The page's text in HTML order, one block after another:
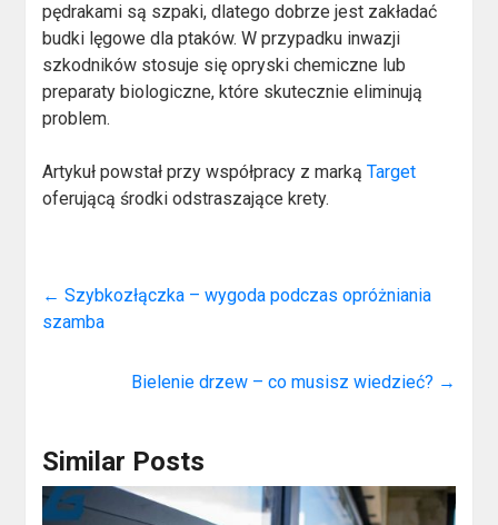
pędrakami są szpaki, dlatego dobrze jest zakładać
budki lęgowe dla ptaków. W przypadku inwazji
szkodników stosuje się opryski chemiczne lub
preparaty biologiczne, które skutecznie eliminują
problem.
Artykuł powstał przy współpracy z markąTarget
oferującą środki odstraszające krety.
← Szybkozłączka – wygoda podczas opróżniania
szamba
Bielenie drzew – co musisz wiedzieć? →
Similar Posts